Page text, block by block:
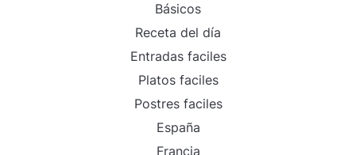
Básicos
Receta del día
Entradas faciles
Platos faciles
Postres faciles
España
Francia